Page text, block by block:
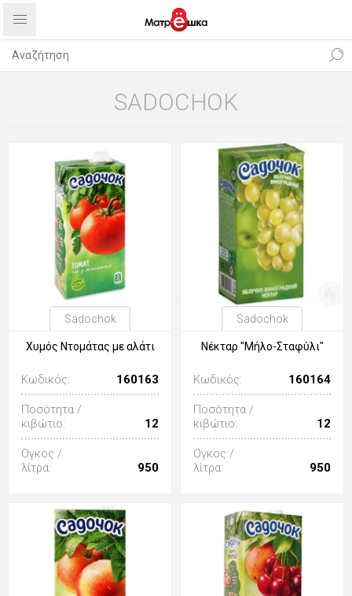
SADOCHOK
Sadochok
Χυμός Ντομάτας με αλάτι
Κωδικός: 160163
Ποσότητα /
κιβώτιο:
12
Ογκος /
λίτρα:
950
Sadochok
Νέκταρ "Μήλο-Σταφύλι"
Κωδικός: 160164
Ποσότητα /
κιβώτιο:
12
Ογκος /
λίτρα:
950